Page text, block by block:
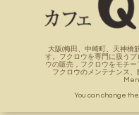
大阪(梅田、中崎町、天神橋
す。フクロウを専門に扱う
ウの販売，フクロウをモチー
フクロウのメンテナンス
You can change